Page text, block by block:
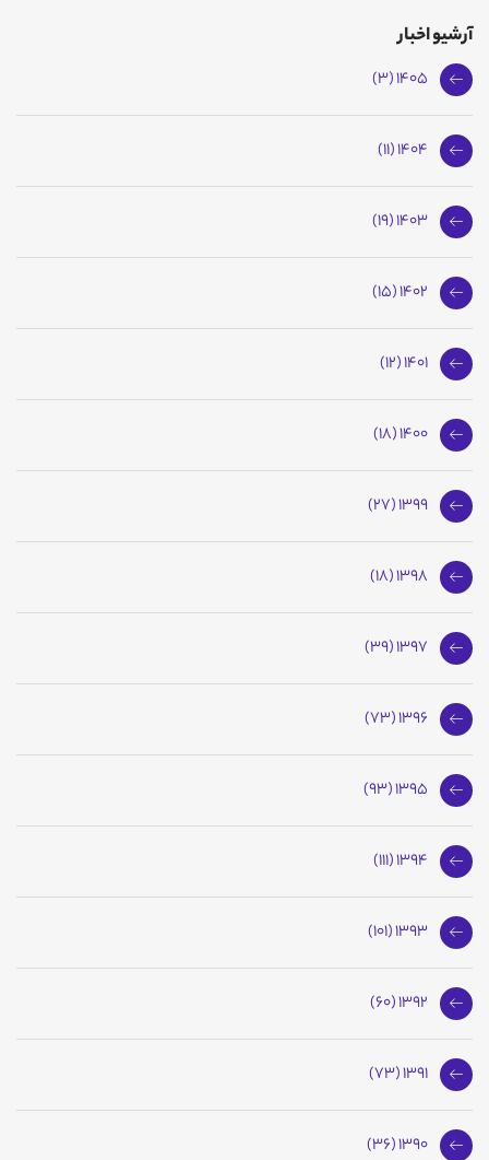
آرشیو اخبار
1405 (3)
1404 (11)
1403 (19)
1402 (15)
1401 (12)
1400 (18)
1399 (27)
1398 (18)
1397 (39)
1396 (73)
1395 (93)
1394 (111)
1393 (101)
1392 (60)
1391 (73)
1390 (36)